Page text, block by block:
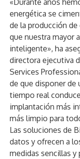
«Durante años
energética se
de la producción de
que nuestra mayor
inteligente», ha
directora ejecutiva
Services
de que disponer de
tiempo real
implantación más
más limpio para
Las soluciones de
datos y ofrecen a
medidas sencillas y